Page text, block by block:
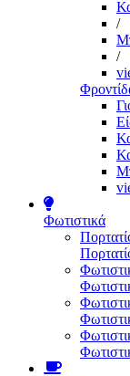
/
/
Φωτιστικά